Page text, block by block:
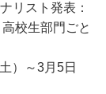
リスト発表：
校生部門ごと
）～3月5日